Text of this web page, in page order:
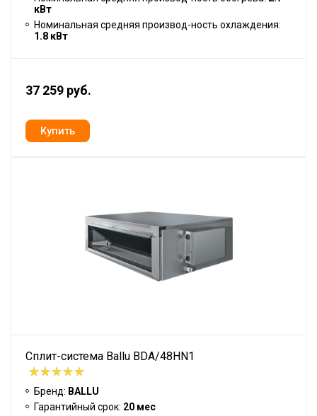
кВт
Номинальная средняя производ-ность охлаждения:
1.8 кВт
37 259 руб.
Сплит-система Ballu BDA/48HN1
Бренд: BALLU
Гарантийный срок: 20 мес